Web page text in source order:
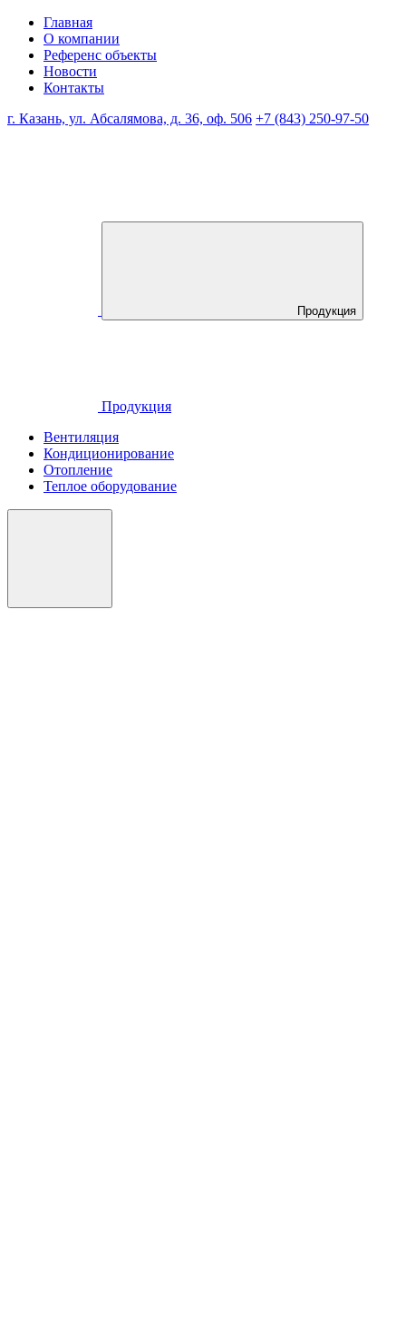
Главная
О компании
Референс объекты
Новости
Контакты
г. Казань, ул. Абсалямова, д. 36, оф. 506 +7 (843) 250-97-50
Продукция
Продукция
Вентиляция
Кондиционирование
Отопление
Теплое оборудование